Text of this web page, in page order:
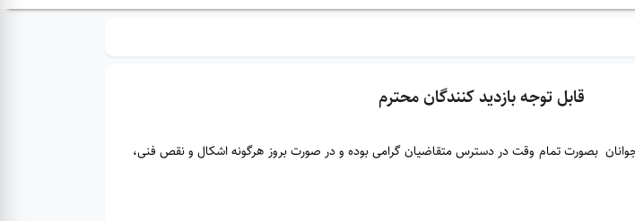
قابل توجه بازدید کنندگان محترم
بصورت تمام وقت در دسترس متقاضیان گرامی بوده و در صورت بروز هرگونه اشکال و نقص فنی،